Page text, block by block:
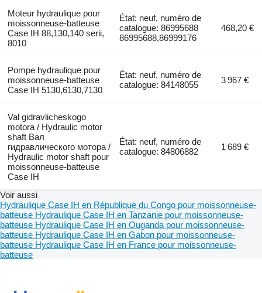
Moteur hydraulique pour
moissonneuse-batteuse
Case IH 88,130,140 serii,
8010
État: neuf, numéro de
catalogue: 86995688
86995688,86999176
468,20 €
Pompe hydraulique pour
moissonneuse-batteuse
Case IH 5130,6130,7130
État: neuf, numéro de
catalogue: 84148055
3 967 €
Val gidravlicheskogo
motora / Hydraulic motor
shaft Вал
гидравлического мотора /
Hydraulic motor shaft pour
moissonneuse-batteuse
Case IH
État: neuf, numéro de
catalogue: 84806882
1 689 €
Voir aussi
Hydraulique Case IH en République du Congo pour moissonneuse-
batteuse Hydraulique Case IH en Tanzanie pour moissonneuse-
batteuse Hydraulique Case IH en Ouganda pour moissonneuse-
batteuse Hydraulique Case IH en Gabon pour moissonneuse-
batteuse Hydraulique Case IH en France pour moissonneuse-
batteuse